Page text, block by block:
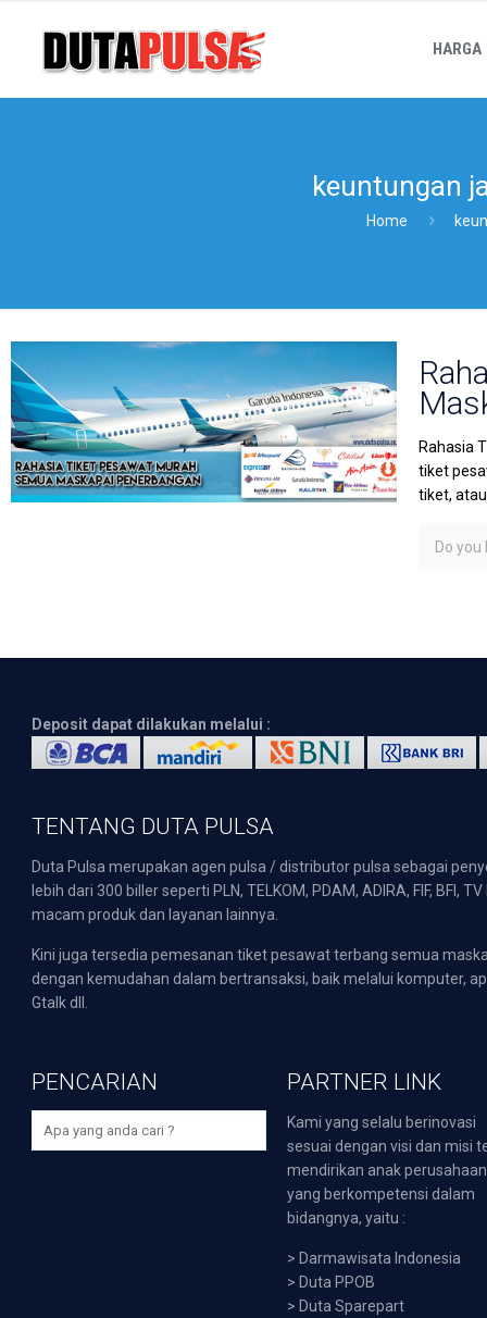
HARGA
keuntungan
Home
Rahasia
tiket
tiket,
Do you
Deposit dapat dilakukan melalui :
TENTANG DUTA PULSA
Duta Pulsa merupakan agen pulsa / distributor pulsa sebagai
lebih dari 300 biller seperti PLN, TELKOM, PDAM, ADIRA, FIF,
macam produk dan layanan lainnya.
Kini juga tersedia pemesanan tiket pesawat terbang semua
dengan kemudahan dalam bertransaksi, baik melalui komputer,
Gtalk dll.
PENCARIAN PARTNER LINK
Kami yang selalu berinovasi
sesuai dengan visi dan misi
mendirikan anak perusahaan
yang berkompetensi dalam
bidangnya, yaitu :
> Darmawisata Indonesia
> Duta PPOB
> Duta Sparepart